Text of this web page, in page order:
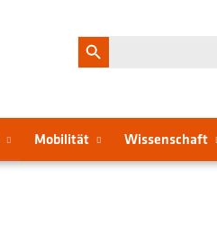
Search Button
Wissenschaft
Mobilität